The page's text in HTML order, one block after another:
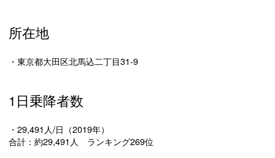
所在地
・東京都大田区北馬込二丁目31-9
1日乗降者数
・29,491人/日（2019年）
合計：約29,491人 ランキング269位